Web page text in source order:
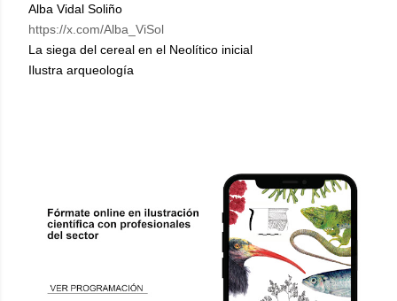
Alba Vidal Soliño
https://x.com/Alba_ViSol
La siega del cereal en el Neolítico inicial
Ilustra arqueología